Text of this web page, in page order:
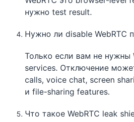
нужно test result.
Нужно ли disable WebRTC
Только если вам не нужны
services. Отключение
calls, voice chat, screen
и file-sharing features.
Что такое WebRTC leak